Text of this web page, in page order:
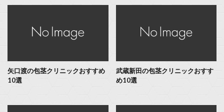
矢口渡の包茎クリニックおすすめ
10選
武蔵新田の包茎クリニックおすす
め10選